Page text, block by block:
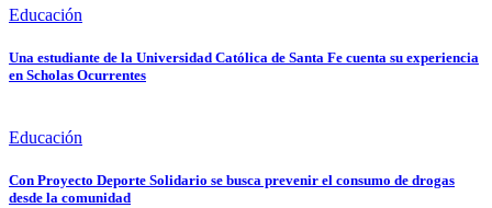
Educación
Una estudiante de la Universidad Católica de Santa Fe cuenta su experiencia
en Scholas Ocurrentes
Educación
Con Proyecto Deporte Solidario se busca prevenir el consumo de drogas
desde la comunidad